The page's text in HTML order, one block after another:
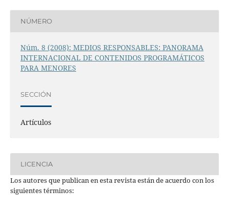
NÚMERO
Núm. 8 (2008): MEDIOS RESPONSABLES: PANORAMA
INTERNACIONAL DE CONTENIDOS PROGRAMÁTICOS
PARA MENORES
SECCIÓN
Artículos
LICENCIA
Los autores que publican en esta revista están de acuerdo con los
siguientes términos: